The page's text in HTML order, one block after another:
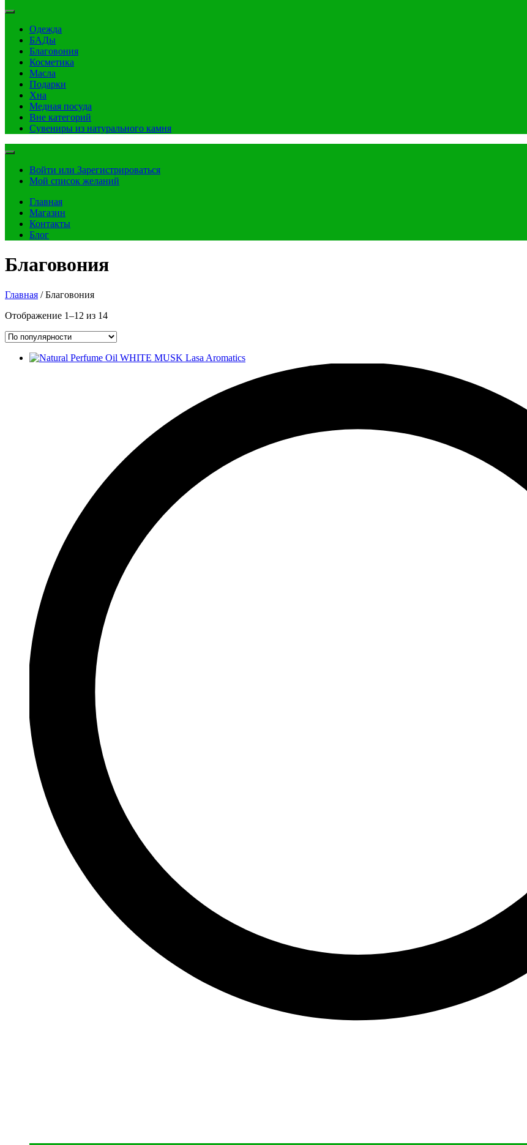
Одежда
БАДы
Благовония
Косметика
Масла
Подарки
Хна
Медная посуда
Вне категорий
Сувениры из натурального камня
Войти или Зарегистрироваться
Мой список желаний
Главная
Магазин
Контакты
Блог
Благовония
Главная / Благовония
Отображение 1–12 из 14